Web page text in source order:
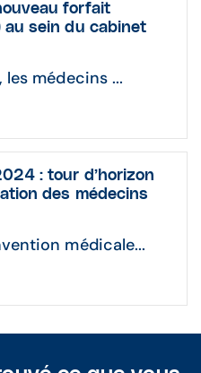
forfait
au sein du cabinet
les médecins ...
: tour d’horizon
des médecins
médicale...